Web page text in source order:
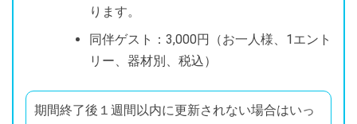
ります。
同伴ゲスト：3,000円（お一人様、1エント
リー、器材別、税込）
期間終了後１週間以内に更新されない場合はいっ